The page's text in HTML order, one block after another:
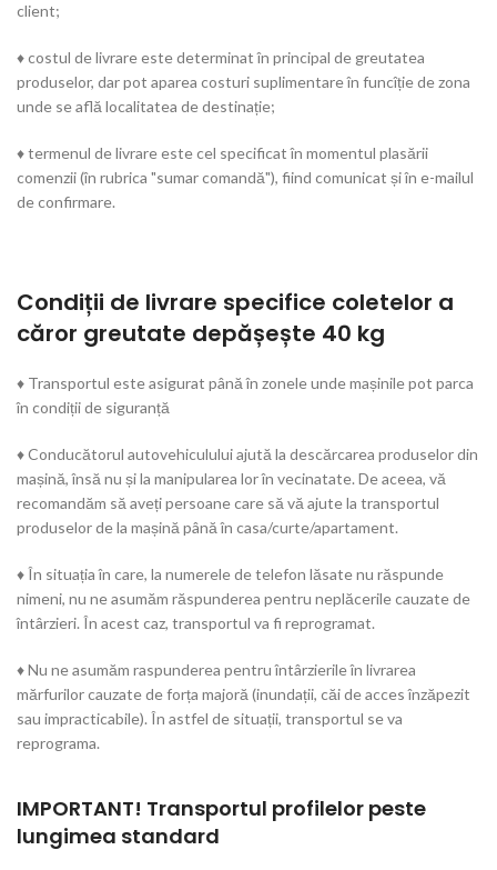
client;
♦ costul de livrare este determinat în principal de greutatea
produselor, dar pot aparea costuri suplimentare în funcîție de zona
unde se află localitatea de destinație;
♦ termenul de livrare este cel specificat în momentul plasării
comenzii (în rubrica "sumar comandă"), fiind comunicat și în e-mailul
de confirmare.
Condiții de livrare specifice coletelor a
căror greutate depășește 40 kg
♦ Transportul este asigurat până în zonele unde mașinile pot parca
în condiții de siguranță
♦ Conducătorul autovehiculului ajută la descărcarea produselor din
mașină, însă nu și la manipularea lor în vecinatate. De aceea, vă
recomandăm să aveți persoane care să vă ajute la transportul
produselor de la mașină până în casa/curte/apartament.
♦ În situația în care, la numerele de telefon lăsate nu răspunde
nimeni, nu ne asumăm răspunderea pentru neplăcerile cauzate de
întârzieri. În acest caz, transportul va fi reprogramat.
♦ Nu ne asumăm raspunderea pentru întârzierile în livrarea
mărfurilor cauzate de forța majoră (inundații, căi de acces înzăpezit
sau impracticabile). În astfel de situații, transportul se va
reprograma.
IMPORTANT! Transportul profilelor peste
lungimea standard